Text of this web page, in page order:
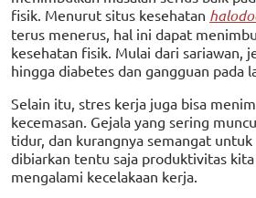
fisik. Menurut situs kesehatan
terus menerus, hal ini dapat
kesehatan fisik. Mulai dari sariawan,
hingga diabetes dan gangguan pada
Selain itu, stres kerja juga bisa
kecemasan. Gejala yang sering
tidur, dan kurangnya semangat
dibiarkan tentu saja produktivitas
mengalami kecelakaan kerja.